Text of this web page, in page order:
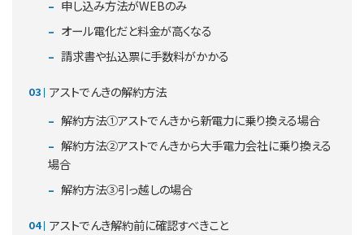
申し込み方法がWEBのみ
オール電化だと料金が高くなる
請求書や払込票に手数料がかかる
アストでんきの解約方法
解約方法①アストでんきから新電力に乗り換える場合
解約方法②アストでんきから大手電力会社に乗り換える
場合
解約方法③引っ越しの場合
アストでんき解約前に確認すべきこと